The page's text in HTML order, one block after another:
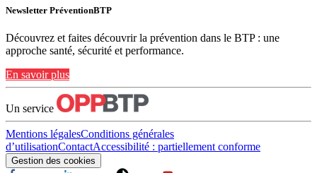
Newsletter PréventionBTP
Découvrez et faites découvrir la prévention dans le BTP : une
approche santé, sécurité et performance.
En savoir plus
Un service
Mentions légalesConditions générales
d’utilisationContactAccessibilité : partiellement conforme
Gestion des cookies